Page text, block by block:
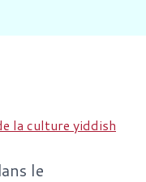
la culture yiddish
le